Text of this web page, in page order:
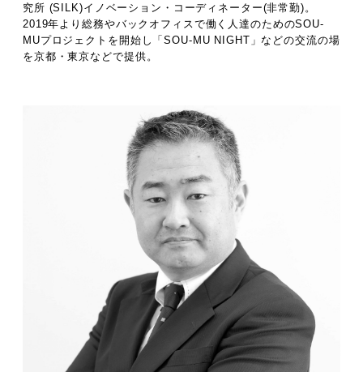
究所 (SILK)イノベーション・コーディネーター(非常勤)。
2019年より総務やバックオフィスで働く人達のためのSOU-
MUプロジェクトを開始し「SOU-MU NIGHT」などの交流の場
を京都・東京などで提供。